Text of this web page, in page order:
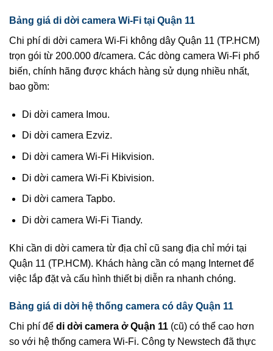
Bảng giá di dời camera Wi-Fi tại Quận 11
Chi phí di dời camera Wi-Fi không dây Quận 11 (TP.HCM)
trọn gói từ 200.000 đ/camera. Các dòng camera Wi-Fi phổ
biến, chính hãng được khách hàng sử dụng nhiều nhất,
bao gồm:
Di dời camera Imou.
Di dời camera Ezviz.
Di dời camera Wi-Fi Hikvision.
Di dời camera Wi-Fi Kbivision.
Di dời camera Tapbo.
Di dời camera Wi-Fi Tiandy.
Khi cần di dời camera từ địa chỉ cũ sang địa chỉ mới tại
Quận 11 (TP.HCM). Khách hàng cần có mạng Internet để
việc lắp đặt và cấu hình thiết bị diễn ra nhanh chóng.
Bảng giá di dời hệ thống camera có dây Quận 11
Chi phí để di dời camera ở Quận 11 (cũ) có thể cao hơn
so với hệ thống camera Wi-Fi. Công ty Newstech đã thực